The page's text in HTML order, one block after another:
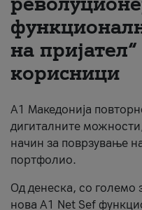
За нас
#ПодобарОнлајн
на
корисници
А1 Македонија
дигиталните
начин за поврзување
портфолио.
Од денеска, со големо
нова A1 Net Sef